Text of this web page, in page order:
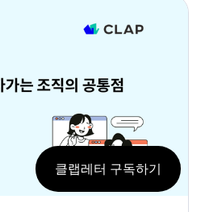
클랩레터 구독하기